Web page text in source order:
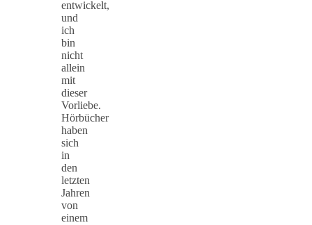
entwickelt,
und
ich
bin
nicht
allein
mit
dieser
Vorliebe.
Hörbücher
haben
sich
in
den
letzten
Jahren
von
einem